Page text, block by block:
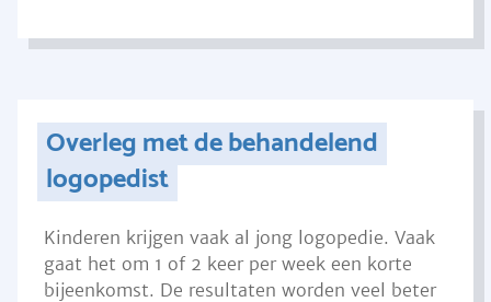
Overleg met de behandelend
logopedist
Kinderen krijgen vaak al jong logopedie. Vaak
gaat het om 1 of 2 keer per week een korte
bijeenkomst. De resultaten worden veel beter